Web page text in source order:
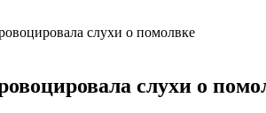
слухи о помолвке
слухи о